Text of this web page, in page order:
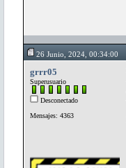
26 Junio, 2024, 00:34:00
grrr05
Superusuario
Desconectado
Mensajes: 4363